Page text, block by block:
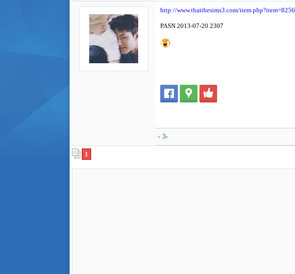
http://www.thaithesims3.com/item.php?item=8256
PASN 2013-07-20 2307
- 3-
1